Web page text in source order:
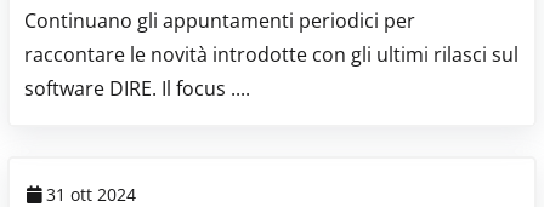
Continuano gli appuntamenti periodici per
raccontare le novità introdotte con gli ultimi rilasci sul
software DIRE. Il focus ....
31 ott 2024